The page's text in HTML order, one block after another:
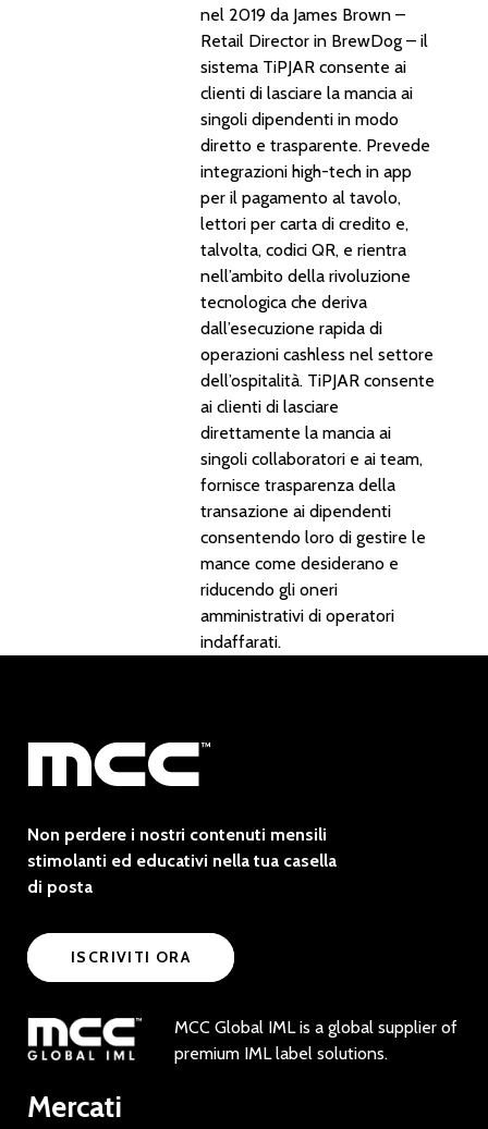
nel 2019 da James Brown –
Retail Director in BrewDog – il
sistema TiPJAR consente ai
clienti di lasciare la mancia ai
singoli dipendenti in modo
diretto e trasparente. Prevede
integrazioni high-tech in app
per il pagamento al tavolo,
lettori per carta di credito e,
talvolta, codici QR, e rientra
nell’ambito della rivoluzione
tecnologica che deriva
dall’esecuzione rapida di
operazioni cashless nel settore
dell’ospitalità. TiPJAR consente
ai clienti di lasciare
direttamente la mancia ai
singoli collaboratori e ai team,
fornisce trasparenza della
transazione ai dipendenti
consentendo loro di gestire le
mance come desiderano e
riducendo gli oneri
amministrativi di operatori
indaffarati.
Non perdere i nostri contenuti mensili
stimolanti ed educativi nella tua casella
di posta
ISCRIVITI ORA
MCC Global IML is a global supplier of
premium IML label solutions.
Mercati